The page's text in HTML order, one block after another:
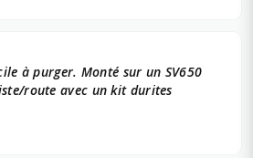
à purger. Monté sur un SV650
route avec un kit durites